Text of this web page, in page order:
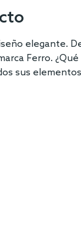
elegante.
Ferro.
sus